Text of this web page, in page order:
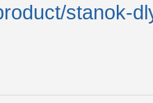
stanok-